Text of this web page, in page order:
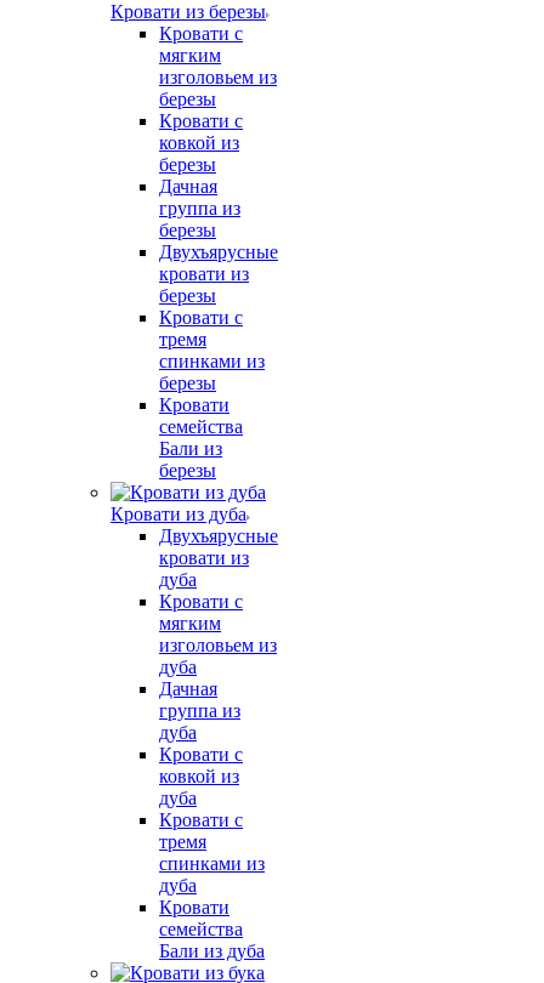
Кровати из березы
Кровати с
мягким
изголовьем из
березы
Кровати с
ковкой из
березы
Дачная
группа из
березы
Двухъярусные
кровати из
березы
Кровати с
тремя
спинками из
березы
Кровати
семейства
Бали из
березы
Кровати из дуба
Двухъярусные
кровати из
дуба
Кровати с
мягким
изголовьем из
дуба
Дачная
группа из
дуба
Кровати с
ковкой из
дуба
Кровати с
тремя
спинками из
дуба
Кровати
семейства
Бали из дуба